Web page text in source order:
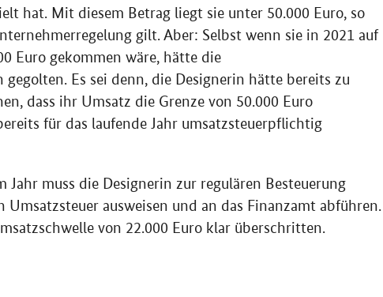
hat. Mit diesem Betrag liegt sie unter 50.000 Euro, so
gilt. Aber: Selbst wenn sie in 2021 auf
Euro gekommen wäre, hätte die
Es sei denn, die Designerin hätte bereits zu
dass ihr Umsatz die Grenze von 50.000 Euro
für das laufende Jahr umsatzsteuerpflichtig
Jahr muss die Designerin zur regulären Besteuerung
ausweisen und an das Finanzamt abführen.
von 22.000 Euro klar überschritten.